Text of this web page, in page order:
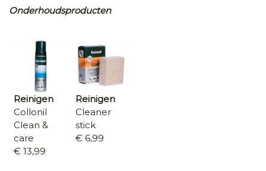
Onderhoudsproducten
Reinigen
Collonil
Clean &
care
€ 13,99
Reinigen
Cleaner
stick
€ 6,99